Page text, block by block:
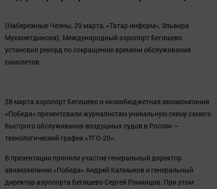
(Набережные Челны, 29 марта, «Татар-информ», Эльвира
Мухаметдинова). Международный аэропорт Бегишево
установил рекорд по сокращению времени обслуживания
самолетов.
28 марта аэропорт Бегишево и низкобюджетная авиакомпания
«Победа» презентовали журналистам уникальную схему самого
быстрого обслуживания воздушных судов в России —
технологический график «ТГО-20».
В презентации приняли участие генеральный директор
авиакомпании «Победа» Андрей Калмыков и генеральный
директор аэропорта Бегишево Сергей Романцов. При этом